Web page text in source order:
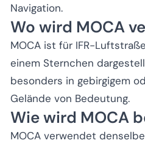
Navigation.
Wo wird MOCA
MOCA ist für IFR-
einem Sternchen
besonders in gebirgigem
Gelände von Bedeutung.
Wie wird MOCA
MOCA verwendet